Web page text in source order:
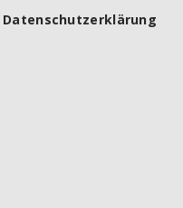
Datenschutzerklärung